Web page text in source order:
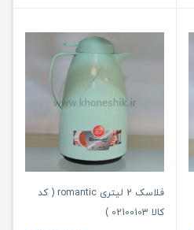
فلاسک 2 لیتری romantic ( کد
کالا 02100103 )